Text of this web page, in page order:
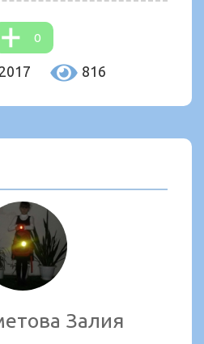
0
816
Залия